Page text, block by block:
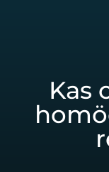
Kas